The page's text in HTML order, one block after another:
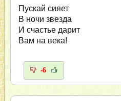
Пускай сияет
В ночи звезда
И счастье дарит
Вам на века!
-6